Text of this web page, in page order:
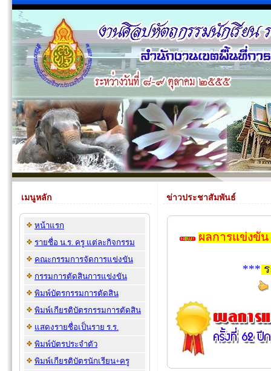
เมนูหลัก
หน้าแรก
รายชื่อ น.ร. ครู แต่ละกิจกรรม
คณะกรรมการจัดการแข่งขัน
กรรมการตัดสินการแข่งขัน
พิมพ์บัตรกรรมการตัดสิน
พิมพ์เกียรติบัตรกรรมการตัดสิน
แสดงรายชื่อเป็นราย ร.ร.
พิมพ์บัตรประจำตัว
พิมพ์เกียรติบัตรนักเรียน+ครู
ข่าวประชาสัมพันธ์
ผลการแข่งขั
***ร